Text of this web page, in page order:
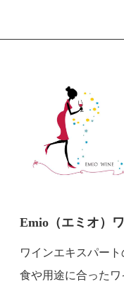
Emio（エミオ）
ワインエキスパート
食や用途に合ったワ